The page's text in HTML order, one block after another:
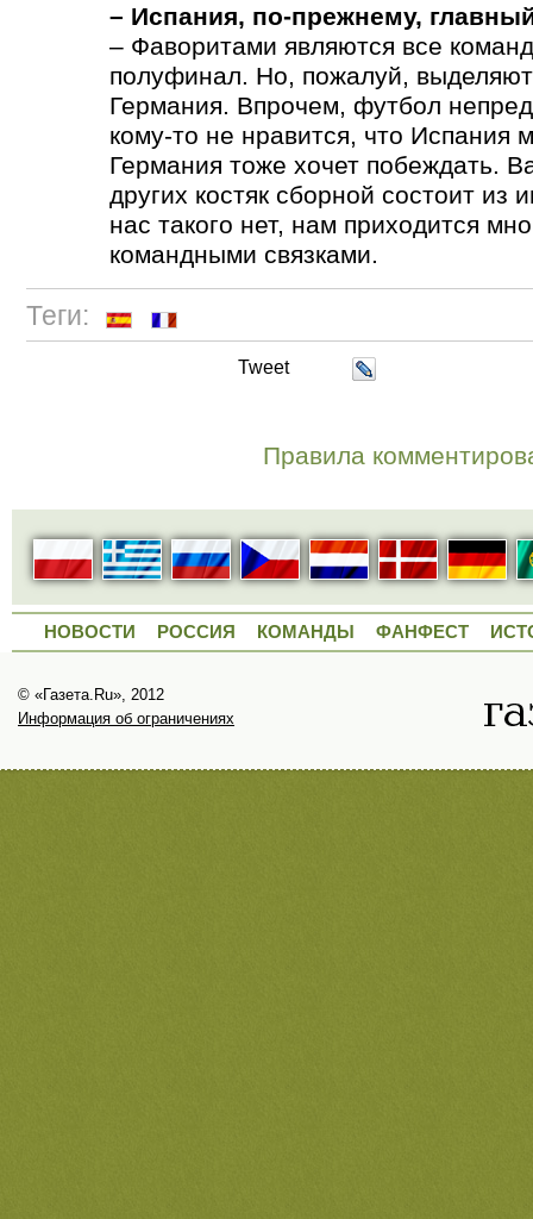
– Испания, по-прежнему,
– Фаворитами являются все
полуфинал. Но, пожалуй,
Германия. Впрочем, футбол
кому-то не нравится, что Испания
Германия тоже хочет побеждать.
других костяк сборной состоит из
нас такого нет, нам приходится
командными связками.
Теги:
Tweet
Правила
НОВОСТИ РОССИЯ КОМАНДЫ ФАНФЕСТ
© «Газета.Ru», 2012
Информация об ограничениях